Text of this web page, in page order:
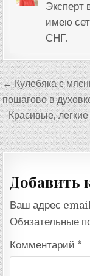
Эксперт
имею
СНГ.
по
записям
← Кулебяка с
пошагово в
Красивые,
Добавить
Ваш адрес email
Обязательные
Комментарий *